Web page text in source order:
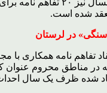
شده است.
تفاهم نامه همکاری با
در مناطق محروم عنوان